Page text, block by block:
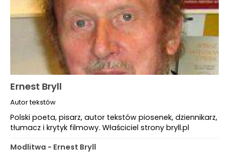
Ernest Bryll
Autor tekstów
Polski poeta, pisarz, autor tekstów piosenek, dziennikarz,
tłumacz i krytyk filmowy. Właściciel strony bryll.pl
Modlitwa - Ernest Bryll